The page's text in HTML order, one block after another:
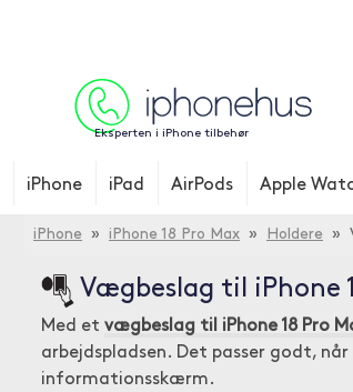
Eksperten i iPhone tilbehør
iPhone iPad AirPods Apple
iPhone » iPhone 18 Pro Max » Holdere »
Vægbeslag til iPhone
Med et vægbeslag til iPhone 18 Pro
arbejdspladsen. Det passer godt,
informationsskærm.